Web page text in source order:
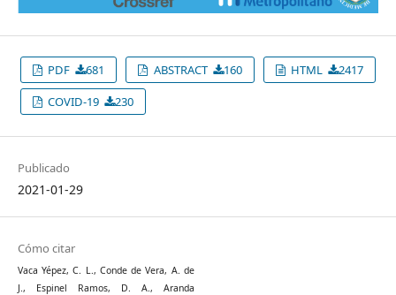
PDF 681 ABSTRACT 160 HTML
2417
COVID-19
230
Publicado
2021-01-29
Cómo citar
Vaca Yépez, C. L., Conde de Vera, A. de
J., Espinel Ramos, D. A., Aranda